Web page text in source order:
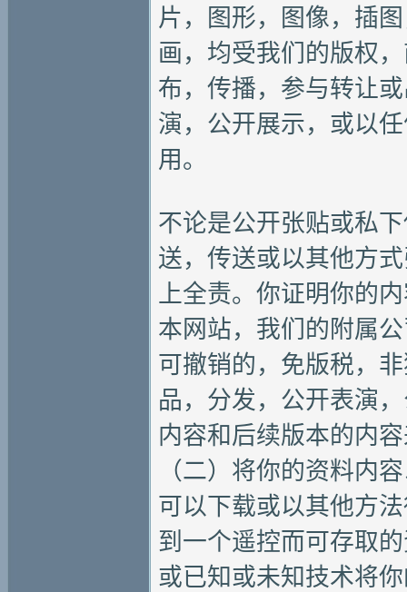
片，图形，图像，插
画，均受我们的版权
布，传播，参与转让
演，公开展示，或以
用。
不论是公开张贴或私
送，传送或以其他方
上全责。你证明你的
本网站，我们的附属
可撤销的，免版税，
品，分发，公开表演
内容和后续版本的内
（二）将你的资料内
可以下载或以其他方
到一个遥控而可存取
或已知或未知技术将